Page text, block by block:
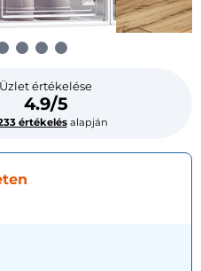
Üzlet értékelése
4.9/5
értékelésalapján